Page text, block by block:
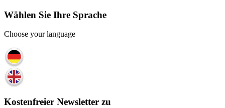
Wählen Sie Ihre Sprache
Choose your language
Kostenfreier Newsletter zu